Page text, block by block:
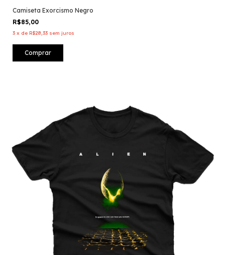
Camiseta Exorcismo Negro
R$85,00
3 x de R$28,33 sem juros
Comprar